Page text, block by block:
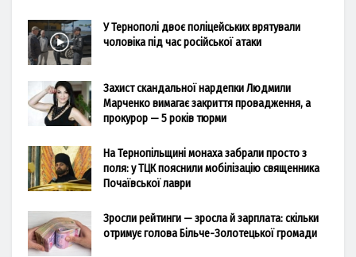
У Тернополі двоє поліцейських врятували
чоловіка під час російської атаки
Захист скандальної нардепки Людмили
Марченко вимагає закриття провадження, а
прокурор — 5 років тюрми
На Тернопільщині монаха забрали просто з
поля: у ТЦК пояснили мобілізацію священника
Почаївської лаври
Зросли рейтинги — зросла й зарплата: скільки
отримує голова Більче-Золотецької громади